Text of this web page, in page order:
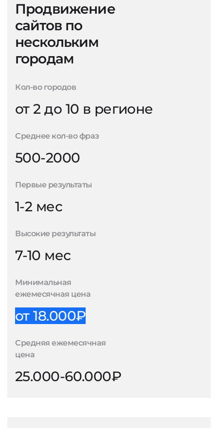
Продвижение
сайтов по
нескольким
городам
Кол-во городов
от 2 до 10 в регионе
Среднее кол-во фраз
500-2000
Первые результаты
1-2 мес
Высокие результаты
7-10 мес
Минимальная
ежемесячная цена
от 18.000₽
Средняя ежемесячная
цена
25.000-60.000₽